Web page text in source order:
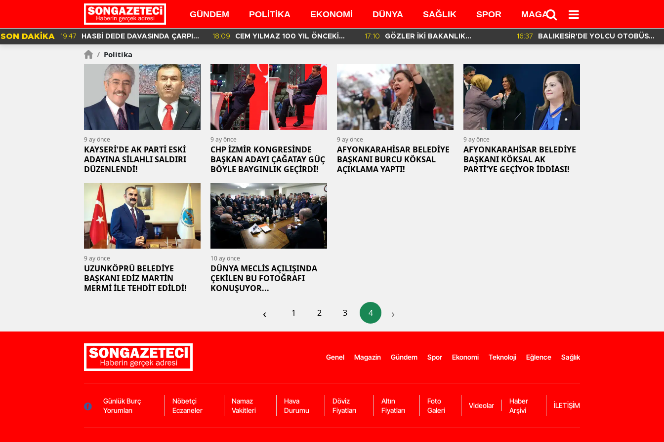
GÜNDEM POLİTİKA EKONOMİ DÜNYA SAĞLIK SPOR MAGAZİN
SON DAKİKA 19:47
HASBİ DEDE DAVASINDA ÇARPICI
DETAYLAR İLE DİJİTAL İZLER!
18:09
CEM YILMAZ 100 YIL ÖNCEKİ
BENZER GÖRÜNTÜSÜ İÇİN NE
17:10
GÖZLER İKİ BAKANLIK
MÜFETTİŞLERİNİN HAZIRLADIĞI
16:37
BALIKESİR'DE YOLCU OTOBÜSÜ
DEVRİLDİ! 3 ÖLÜ 30 YARALI VAR!
/ Politika
9 ay önce
KAYSERİ'DE AK PARTİ ESKİ
ADAYINA SİLAHLI SALDIRI
DÜZENLENDİ!
9 ay önce
CHP İZMİR KONGRESİNDE
BAŞKAN ADAYI ÇAĞATAY GÜÇ
BÖYLE BAYGINLIK GEÇİRDİ!
9 ay önce
AFYONKARAHİSAR BELEDİYE
BAŞKANI BURCU KÖKSAL
AÇIKLAMA YAPTI!
9 ay önce
AFYONKARAHİSAR BELEDİYE
BAŞKANI KÖKSAL AK
PARTİ'YE GEÇİYOR İDDİASI!
9 ay önce
UZUNKÖPRÜ BELEDİYE
BAŞKANI EDİZ MARTİN
MERMİ İLE TEHDİT EDİLDİ!
10 ay önce
DÜNYA MECLİS AÇILIŞINDA
ÇEKİLEN BU FOTOĞRAFI
KONUŞUYOR...
‹ 1 2 3 4 ›
Genel Magazin Gündem Spor Ekonomi Teknoloji Eğlence Sağlık
Günlük Burç
Yorumları
Nöbetçi
Eczaneler
Namaz
Vakitleri
Hava
Durumu
Döviz
Fiyatları
Altın
Fiyatları
Foto
Galeri
Videolar
Haber
Arşivi
İLETİŞİM